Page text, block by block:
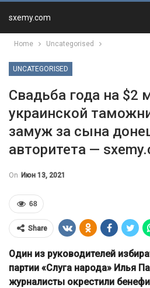
sxemy.com
Home Uncategorised
UNCATEGORISED
Свадьба года на $2
украинской
замуж за сына
авторитета —
On Июн 13, 2021
68
Share
Один из руководителей
партии «Слуга народа» Илья
журналисты окрестили